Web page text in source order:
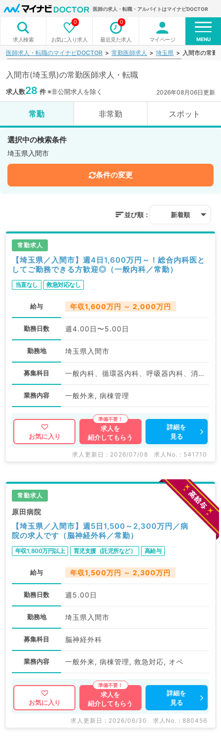
医師の求人・転職・アルバイトはマイナビDOCTOR
求人検索 お気に入り求人
0
最近見た求人
0
マイページ MENU
医師求人・転職のマイナビDOCTOR 常勤医師求人 埼玉県 入間市の常勤
入間市(埼玉県)の常勤医師求人・転職
求人数28 件※非公開求人を除く 2026年08月06日更新
常勤 非常勤 スポット
選択中の検索条件
埼玉県入間市
条件の変更
並び順： 新着順
常勤求人
【埼玉県／入間市】週4日1,600万円～！総合内科医と
してご勤務できる方歓迎◎（一般内科／常勤）
当直なし 救急対応なし
給与 年収1,600万円 ～ 2,000万円
勤務日数 週4.00日〜5.00日
勤務地 埼玉県入間市
募集科目 一般内科、循環器内科、呼吸器内科、消化器内科
業務内容 一般外来, 病棟管理
お気に入り
求人を
紹介してもらう
詳細を
見る
求人更新日 : 2026/07/08 求人No. : 541710
常勤求人
原田病院
【埼玉県／入間市】週5日1,500～2,300万円／病
院の求人です（脳神経外科／常勤）
年収1,800万円以上 育児支援（託児所など） 高給与
給与 年収1,500万円 ～ 2,300万円
勤務日数 週5.00日
勤務地 埼玉県入間市
募集科目 脳神経外科
業務内容 一般外来, 病棟管理, 救急対応, オペ
お気に入り
求人を
紹介してもらう
詳細を
見る
求人更新日 : 2026/06/30 求人No. : 880456